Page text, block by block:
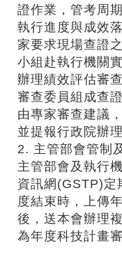
證作業，管考周
執行進度與成效
家要求現場查證
小組赴執行機關
辦理績效評估審
審查委員組成查
由專家審查建議
並提報行政院辦
2. 主管部會管制
主管部會及執行
資訊網(GSTP)定
度結束時，上傳
後，送本會辦理
為年度科技計畫